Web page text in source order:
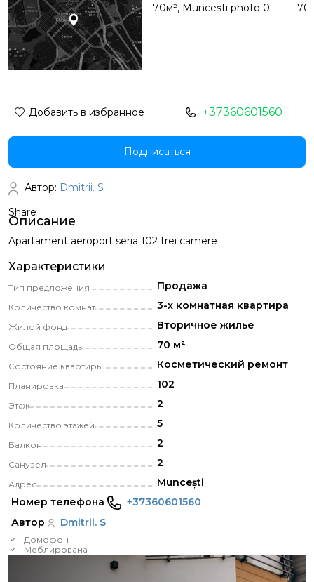
Описание
Apartament aeroport seria 102 trei camere
Характеристики
Тип предложения Продажа
Количество комнат 3-х комнатная квартира
Жилой фонд Вторичное жилье
Общая площадь 70 м²
Состояние квартиры Косметический pемонт
Планировка 102
Этаж 2
Количество этажей 5
Балкон 2
Санузел 2
Адрес
Muncești
Номер телефона
+37360601560
Автор
Dmitrii. S
Домофон
Меблирована
Добавить в избранное +37360601560
Подписаться
Автор: Dmitrii. S
Share